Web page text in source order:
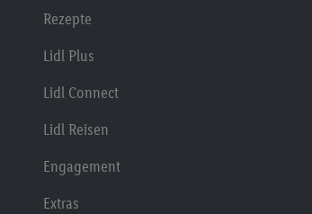
Rezepte
Lidl Plus
Lidl Connect
Lidl Reisen
Engagement
Extras